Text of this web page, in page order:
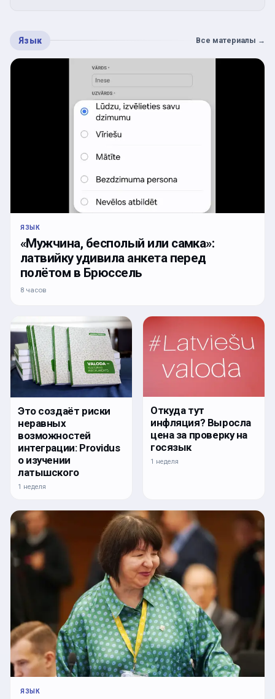
Язык Все материалы →
ЯЗЫК
«Мужчина, бесполый или самка»:
латвийку удивила анкета перед
полётом в Брюссель
8 часов
Это создаёт риски
неравных
возможностей
интеграции: Providus
о изучении
латышского
1 неделя
Откуда тут
инфляция? Выросла
цена за проверку на
госязык
1 неделя
ЯЗЫК